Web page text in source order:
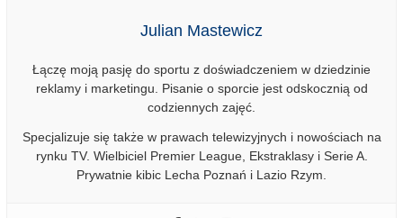
Julian Mastewicz
Łączę moją pasję do sportu z doświadczeniem w dziedzinie
reklamy i marketingu. Pisanie o sporcie jest odskocznią od
codziennych zajęć.
Specjalizuje się także w prawach telewizyjnych i nowościach na
rynku TV. Wielbiciel Premier League, Ekstraklasy i Serie A.
Prywatnie kibic Lecha Poznań i Lazio Rzym.